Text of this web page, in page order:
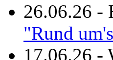
26.06.26 -
"Rund
17.06.26 -